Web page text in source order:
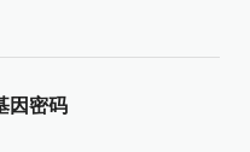
因密码